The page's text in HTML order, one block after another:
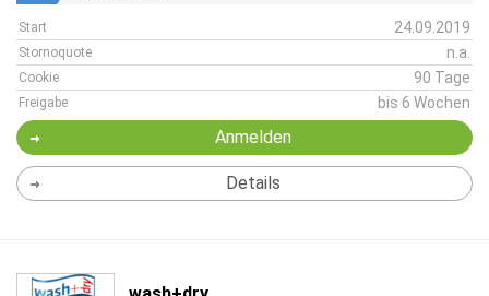
Start 24.09.2019
Stornoquote n.a.
Cookie 90 Tage
Freigabe bis 6 Wochen
Anmelden
Details